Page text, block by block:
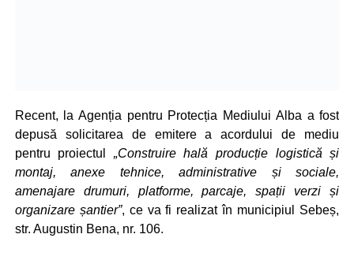
Recent, la Agenția pentru Protecția Mediului Alba a fost
depusă solicitarea de emitere a acordului de mediu
pentru proiectul „Construire hală producție logistică și
montaj, anexe tehnice, administrative și sociale,
amenajare drumuri, platforme, parcaje, spații verzi și
organizare șantier”, ce va fi realizat în municipiul Sebeș,
str. Augustin Bena, nr. 106.